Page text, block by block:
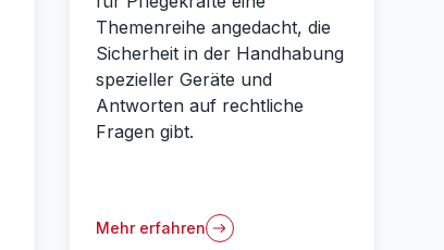
Themenreihe angedacht, die
Sicherheit in der Handhabung
spezieller Geräte und
Antworten auf rechtliche
Fragen gibt.
Mehr erfahren